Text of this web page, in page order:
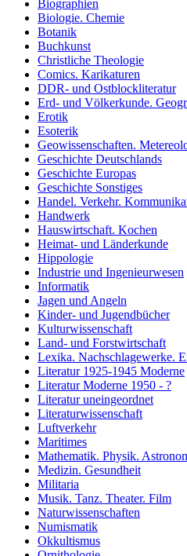
Biographien
Biologie. Chemie
Botanik
Buchkunst
Christliche Theologie
Comics. Karikaturen
DDR- und Ostblockliteratur
Erd- und Völkerkunde.
Erotik
Esoterik
Geowissenschaften.
Geschichte Deutschlands
Geschichte Europas
Geschichte Sonstiges
Handel. Verkehr.
Handwerk
Hauswirtschaft. Kochen
Heimat- und Länderkunde
Hippologie
Industrie und Ingenieurwesen
Informatik
Jagen und Angeln
Kinder- und Jugendbücher
Kulturwissenschaft
Land- und Forstwirtschaft
Lexika. Nachschlagewerke.
Literatur 1925-1945 Moderne
Literatur Moderne 1950 - ?
Literatur uneingeordnet
Literaturwissenschaft
Luftverkehr
Maritimes
Mathematik. Physik.
Medizin. Gesundheit
Militaria
Musik. Tanz. Theater. Film
Naturwissenschaften
Numismatik
Okkultismus